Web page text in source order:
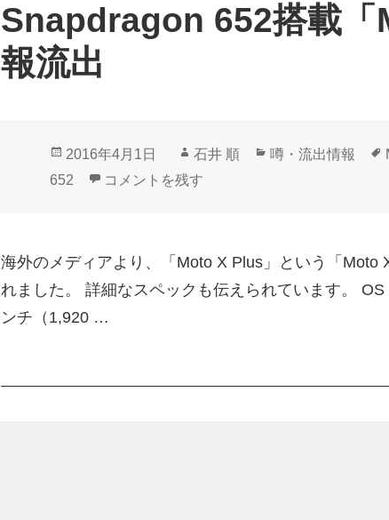
Snapdragon 652搭載
報流出
投
稿
2016年4月1日
作
成
石井 順
カ
ー
噂・流出情報
652
Snapdragon 652搭載「Moto X Plus」情報流
コメントを残す
海外のメディアより、「Moto X Plus」という「Moto
れました。 詳細なスペックも伝えられています。
ンチ（1,920 …